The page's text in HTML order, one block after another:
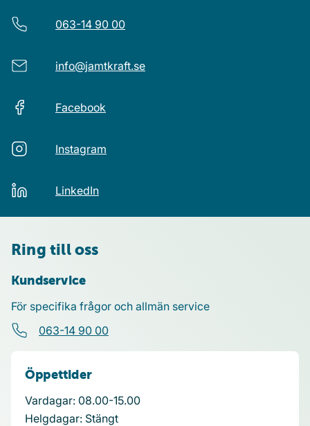
063-14 90 00
info@jamtkraft.se
Facebook
Instagram
LinkedIn
Ring till oss
Kundservice
För specifika frågor och allmän service
063-14 90 00
Öppettider
Vardagar: 08.00-15.00
Helgdagar: Stängt